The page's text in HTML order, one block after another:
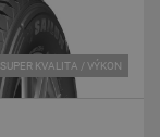
SUPER KVALITA / VÝKON